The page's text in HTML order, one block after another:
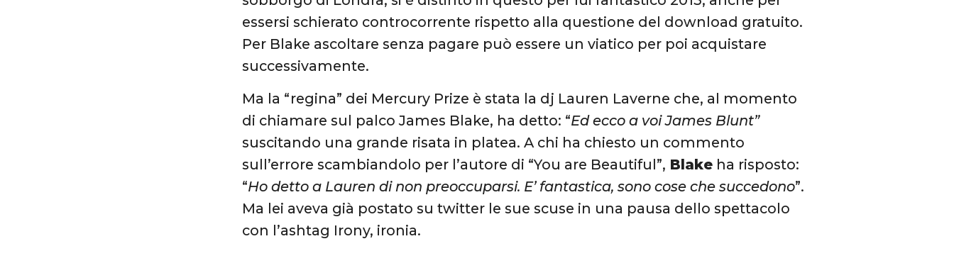
essersi schierato controcorrente rispetto alla questione del download gratuito.
Per Blake ascoltare senza pagare può essere un viatico per poi acquistare
successivamente.
Ma la “regina” dei Mercury Prize è stata la dj Lauren Laverne che, al momento
di chiamare sul palco James Blake, ha detto: “Ed ecco a voi James Blunt”
suscitando una grande risata in platea. A chi ha chiesto un commento
sull’errore scambiandolo per l’autore di “You are Beautiful”, Blake ha risposto:
“Ho detto a Lauren di non preoccuparsi. E’ fantastica, sono cose che succedono”.
Ma lei aveva già postato su twitter le sue scuse in una pausa dello spettacolo
con l’ashtag Irony, ironia.